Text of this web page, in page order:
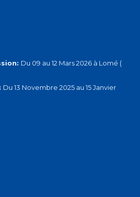
Du 09 au 12 Mars 2026 à Lomé (
Du 13 Novembre 2025 au 15 Janvier